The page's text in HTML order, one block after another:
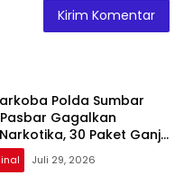
Polda Sumbar
Gagalkan
30 Paket Ganja
Disita
Juli 29, 2026